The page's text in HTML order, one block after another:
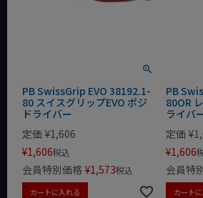
PB SwissGrip EVO 38192.1-
80 スイスグリップEVO ポジ
ドライバー
定価 ¥1,606
¥1,606税込
会員特別価格 ¥1,573税込
カートに入れる
PB
80OR
ライバ
定価 ¥
¥1,606
会員特
カート